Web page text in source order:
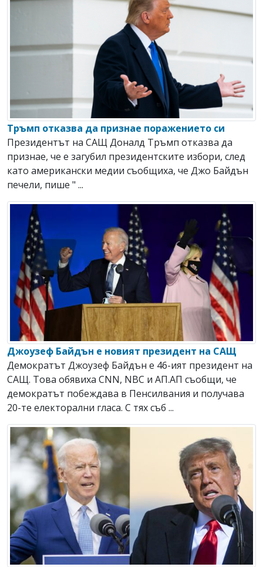
Тръмп отказва да признае поражението си
Президентът на САЩ Доналд Тръмп отказва да
признае, че е загубил президентските избори, след
като американски медии съобщиха, че Джо Байдън
печели, пише " ...
Джоузеф Байдън е новият президент на САЩ
Демократът Джоузеф Байдън е 46-ият президент на
САЩ. Това обявиха CNN, NBC и АП.АП съобщи, че
демократът побеждава в Пенсилвания и получава
20-те електорални гласа. С тях съб ...